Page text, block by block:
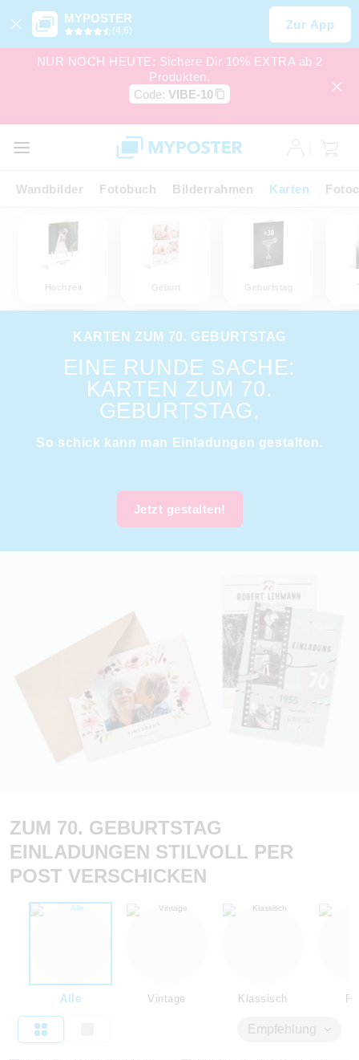
MYPOSTER
(4,6) Zur App
NUR NOCH HEUTE: Sichere Dir 10% EXTRA ab 2
Produkten.
Code: VIBE-10
Wandbilder Fotobuch Bilderrahmen Karten
Hochzeit Geburt Geburtstag
KARTEN ZUM 70. GEBURTSTAG
EINE RUNDE SACHE:
KARTEN ZUM 70.
GEBURTSTAG.
So schick kann man Einladungen gestalten.
Jetzt gestalten!
ZUM 70. GEBURTSTAG
EINLADUNGEN STILVOLL PER
POST VERSCHICKEN
Alle Vintage Klassisch
Empfehlung